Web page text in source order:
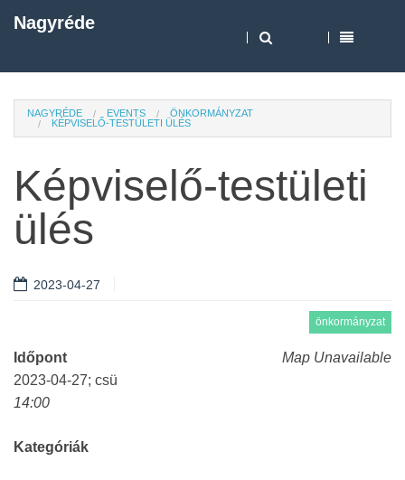
Nagyréde
NAGYRÉDE EVENTS
ÖNKORMÁNYZAT
KÉPVISELŐ-TESTÜLETI ÜLÉS
Képviselő-testületi
ülés
2023-04-27
önkormányzat
Map Unavailable
Időpont
2023-04-27; csü
14:00
Kategóriák